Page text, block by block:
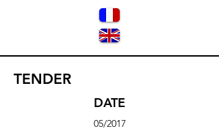
TENDER
DATE
05/2017